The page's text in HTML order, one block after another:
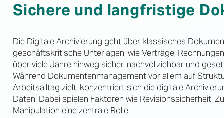
Sichere und langfristige
Die Digitale Archivierung geht über klassisches
geschäftskritische Unterlagen, wie Verträge,
über viele Jahre hinweg sicher, nachvollziehbar und
Während Dokumentenmanagement vor allem auf
Arbeitsalltag zielt, konzentriert sich die digitale
Daten. Dabei spielen Faktoren wie Revisionssicherheit,
Manipulation eine zentrale Rolle.